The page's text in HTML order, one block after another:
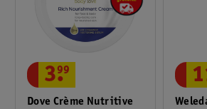
Dove Crème Nutritive
3.
99